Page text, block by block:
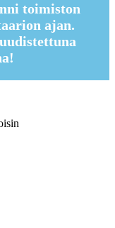
toimiston
ajan.